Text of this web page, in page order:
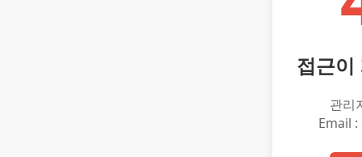
접근이
관리
Email